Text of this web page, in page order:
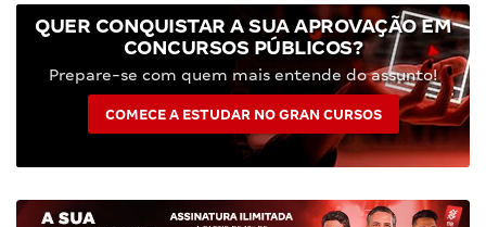
QUER CONQUISTAR A SUA APROVAÇÃO EM
CONCURSOS PÚBLICOS?
Prepare-se com quem mais entende do assunto!
COMECE A ESTUDAR NO GRAN CURSOS